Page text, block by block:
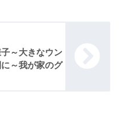
～大きなウン
～我が家のグ